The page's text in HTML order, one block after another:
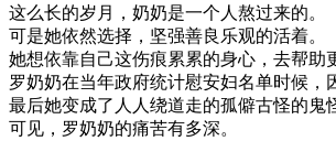
这么长的岁月，奶奶是一个人熬过来的。
可是她依然选择，坚强善良乐观的活着。
她想依靠自己这伤痕累累的身心，去帮助
罗奶奶在当年政府统计慰安妇名单时候，
最后她变成了人人绕道走的孤僻古怪的鬼
可见，罗奶奶的痛苦有多深。